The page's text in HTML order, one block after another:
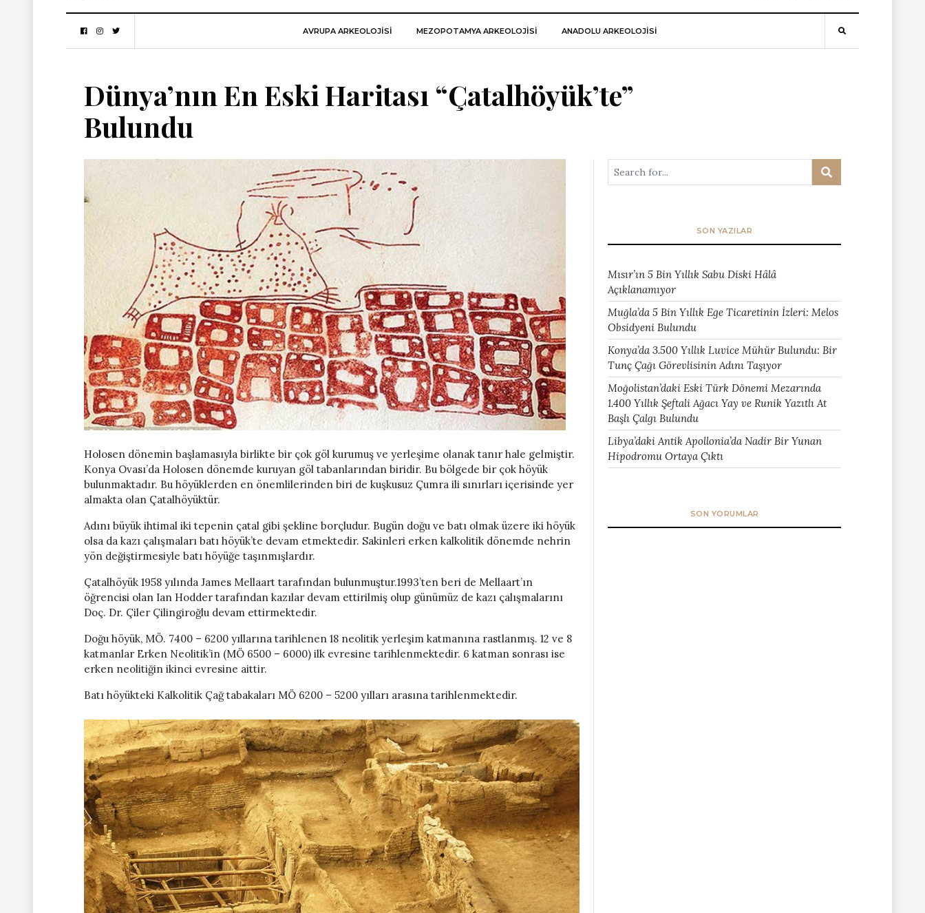
AVRUPA ARKEOLOJISI MEZOPOTAMYA ARKEOLOJISI ANADOLU ARKEOLOJİSİ
Dünya’nın En Eski Haritası “Çatalhöyük’te”
Bulundu
Holosen dönemin başlamasıyla birlikte bir çok göl kurumuş ve yerleşime olanak tanır hale gelmiştir.
Konya Ovası’da Holosen dönemde kuruyan göl tabanlarından biridir. Bu bölgede bir çok höyük
bulunmaktadır. Bu höyüklerden en önemlilerinden biri de kuşkusuz Çumra ili sınırları içerisinde yer
almakta olan Çatalhöyüktür.
Adını büyük ihtimal iki tepenin çatal gibi şekline borçludur. Bugün doğu ve batı olmak üzere iki höyük
olsa da kazı çalışmaları batı höyük’te devam etmektedir. Sakinleri erken kalkolitik dönemde nehrin
yön değiştirmesiyle batı höyüğe taşınmışlardır.
Çatalhöyük 1958 yılında James Mellaart tarafından bulunmuştur.1993’ten beri de Mellaart’ın
öğrencisi olan Ian Hodder tarafından kazılar devam ettirilmiş olup günümüz de kazı çalışmalarını
Doç. Dr. Çiler Çilingiroğlu devam ettirmektedir.
Doğu höyük, MÖ. 7400 – 6200 yıllarına tarihlenen 18 neolitik yerleşim katmanına rastlanmış. 12 ve 8
katmanlar Erken Neolitik’in (MÖ 6500 – 6000) ilk evresine tarihlenmektedir. 6 katman sonrası ise
erken neolitiğin ikinci evresine aittir.
Batı höyükteki Kalkolitik Çağ tabakaları MÖ 6200 – 5200 yılları arasına tarihlenmektedir.
SON YAZILAR
Mısır’ın 5 Bin Yıllık Sabu Diski Hâlâ
Açıklanamıyor
Muğla’da 5 Bin Yıllık Ege Ticaretinin İzleri: Melos
Obsidyeni Bulundu
Konya’da 3.500 Yıllık Luvice Mühür Bulundu: Bir
Tunç Çağı Görevlisinin Adını Taşıyor
Moğolistan’daki Eski Türk Dönemi Mezarında
1.400 Yıllık Şeftali Ağacı Yay ve Runik Yazıtlı At
Başlı Çalgı Bulundu
Libya’daki Antik Apollonia’da Nadir Bir Yunan
Hipodromu Ortaya Çıktı
SON YORUMLAR